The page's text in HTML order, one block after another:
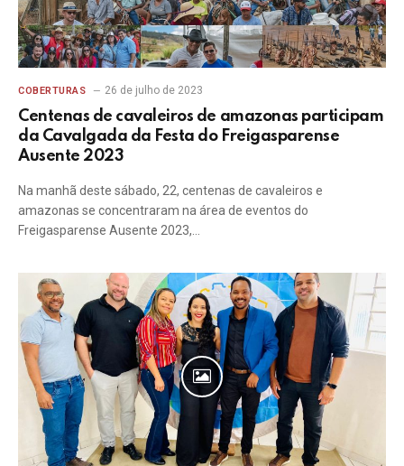
COBERTURAS 26 de julho de 2023
Centenas de cavaleiros de amazonas participam
da Cavalgada da Festa do Freigasparense
Ausente 2023
Na manhã deste sábado, 22, centenas de cavaleiros e
amazonas se concentraram na área de eventos do
Freigasparense Ausente 2023,…